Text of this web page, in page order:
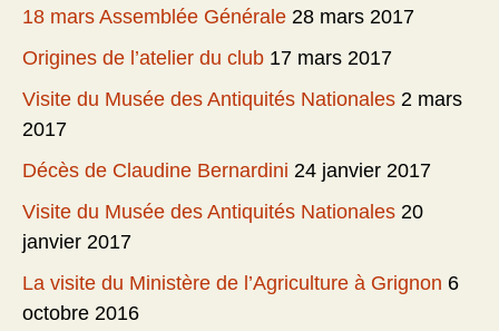
18 mars Assemblée Générale 28 mars 2017
Origines de l’atelier du club 17 mars 2017
Visite du Musée des Antiquités Nationales 2 mars
2017
Décès de Claudine Bernardini 24 janvier 2017
Visite du Musée des Antiquités Nationales 20
janvier 2017
La visite du Ministère de l’Agriculture à Grignon 6
octobre 2016